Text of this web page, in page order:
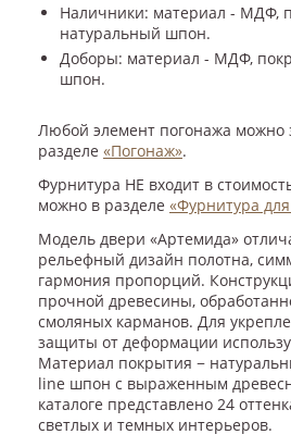
Наличники: материал - МДФ,
натуральный шпон.
Доборы: материал - МДФ,
шпон.
Любой элемент погонажа можно
разделе «Погонаж».
Фурнитура НЕ входит в
можно в разделе «Фурнитура
Модель двери «Артемида»
рельефный дизайн полотна,
гармония пропорций.
прочной древесины,
смоляных карманов. Для
защиты от деформации
Материал покрытия −
line шпон с выраженным
каталоге представлено 24
светлых и темных интерьеров.